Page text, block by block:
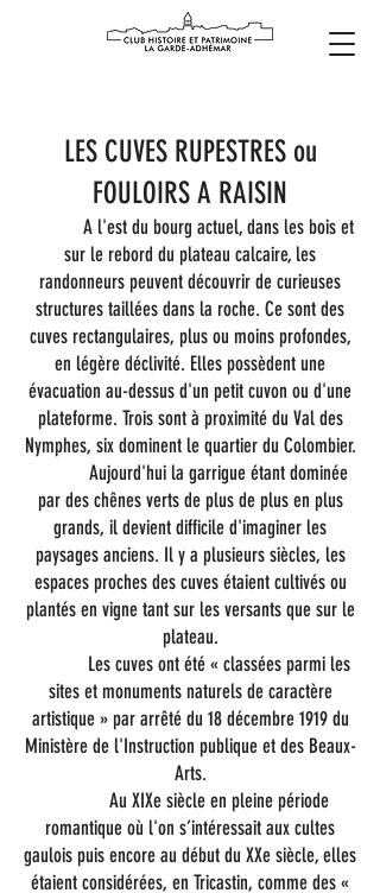
LES CUVES RUPESTRES ou
FOULOIRS A RAISIN
A l'est du bourg actuel, dans les bois et
sur le rebord du plateau calcaire, les
randonneurs peuvent découvrir de curieuses
structures taillées dans la roche. Ce sont des
cuves rectangulaires, plus ou moins profondes,
en légère déclivité. Elles possèdent une
évacuation au-dessus d'un petit cuvon ou d'une
plateforme. Trois sont à proximité du Val des
Nymphes, six dominent le quartier du Colombier.
Aujourd'hui la garrigue étant dominée
par des chênes verts de plus de plus en plus
grands, il devient difficile d'imaginer les
paysages anciens. Il y a plusieurs siècles, les
espaces proches des cuves étaient cultivés ou
plantés en vigne tant sur les versants que sur le
plateau.
Les cuves ont été « classées parmi les
sites et monuments naturels de caractère
artistique » par arrêté du 18 décembre 1919 du
Ministère de l'Instruction publique et des Beaux-
Arts.
Au XIXe siècle en pleine période
romantique où l'on s’intéressait aux cultes
gaulois puis encore au début du XXe siècle, elles
étaient considérées, en Tricastin, comme des «